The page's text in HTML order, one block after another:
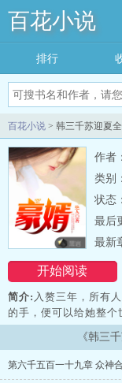
百花小说
排行
百花小说 > 韩三千苏迎夏
作者
类别
状态
开始阅读
最后
最新
简介: 入赘三年，所有
的手，便可以给她整
欢的多多支持，点个
《韩三
第六千五百一十九章 众神合